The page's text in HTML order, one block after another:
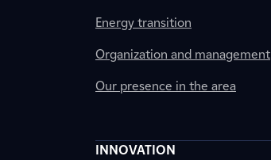
Energy transition
Organization and management
Our presence in the area
INNOVATION